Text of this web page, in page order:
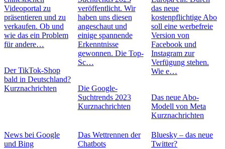
Videoportal zu
präsentieren und zu
verkaufen. Ob und
wie das ein Problem
für andere…
Der TikTok-Shop
bald in Deutschland?
Kurznachrichten
veröffentlicht. Wir
haben uns diesen
angeschaut und
einige spannende
Erkenntnisse
gewonnen. Die Top-
Sc…
Die Google-
Suchtrends 2023
Kurznachrichten
das neue
kostenpflichtige Abo
soll eine werbefreie
Version von
Facebook und
Instagram zur
Verfügung stehen.
Wie e…
Das neue Abo-
Modell von Meta
Kurznachrichten
News bei Google
und Bing
Das Wettrennen der
Chatbots
Bluesky – das neue
Twitter?